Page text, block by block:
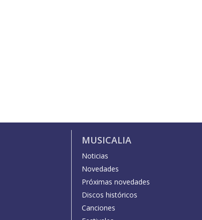
MUSICALIA
Noticias
Novedades
Próximas novedades
Discos históricos
Canciones